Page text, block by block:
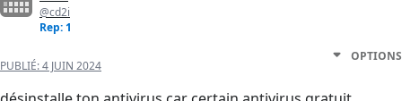
@cd2i
Rep: 1
PUBLIÉ:4 JUIN 2024
OPTIONS